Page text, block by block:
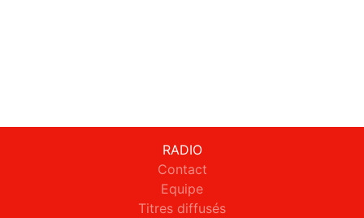
RADIO
Contact
Equipe
Titres diffusés